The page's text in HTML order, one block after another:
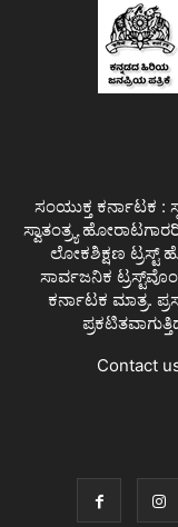
ಸಂಯುಕ್ತ ಕರ್ನಾಟಕ
ಸ್ವಾತಂತ್ರ್ಯ
ಲೋಕಶಿಕ್ಷಣ ಟ್ರಸ್ಟ್
ಸಾರ್ವಜನಿಕ
ಕರ್ನಾಟಕ ಮಾತ್ರ.
Contact